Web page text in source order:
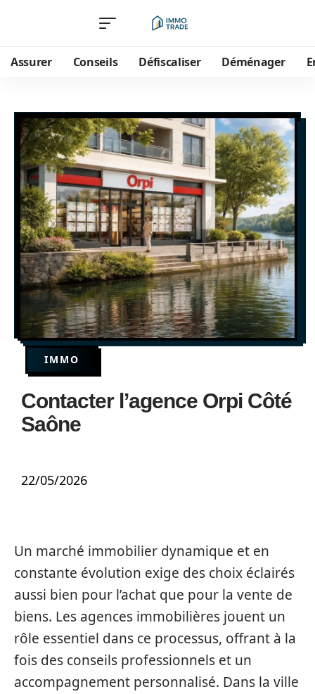
Assurer Conseils Défiscaliser Déménager
IMMO
Contacter l’agence Orpi Côté
Saône
22/05/2026
Un marché immobilier dynamique et en
constante évolution exige des choix éclairés
aussi bien pour l’achat que pour la vente de
biens. Les agences immobilières jouent un
rôle essentiel dans ce processus, offrant à la
fois des conseils professionnels et un
accompagnement personnalisé. Dans la ville